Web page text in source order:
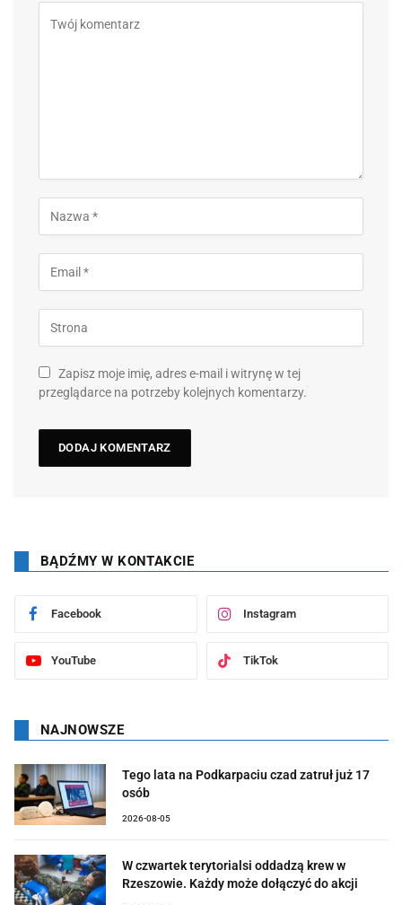
Zapisz moje imię, adres e-mail i witrynę w tej
przeglądarce na potrzeby kolejnych komentarzy.
BĄDŹMY W KONTAKCIE
Facebook Instagram
YouTube TikTok
NAJNOWSZE
Tego lata na Podkarpaciu czad zatruł już 17
osób
2026-08-05
W czwartek terytorialsi oddadzą krew w
Rzeszowie. Każdy może dołączyć do akcji